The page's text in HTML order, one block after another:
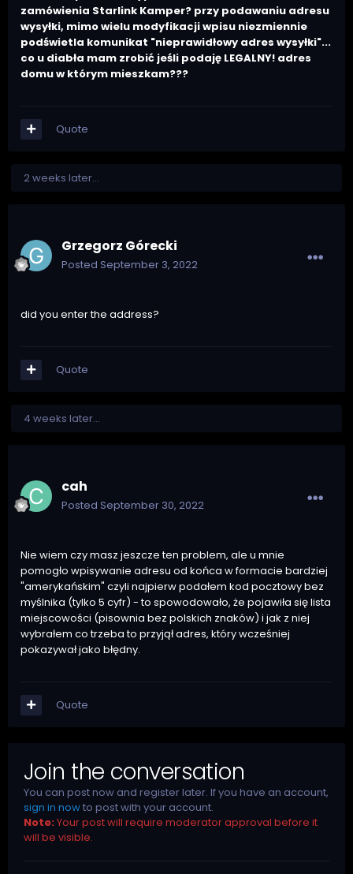
zamówienia Starlink Kamper? przy podawaniu adresu
wysyłki, mimo wielu modyfikacji wpisu niezmiennie
podświetla komunikat "nieprawidłowy adres wysyłki"...
co u diabła mam zrobić jeśli podaję LEGALNY! adres
domu w którym mieszkam???
Quote
2 weeks later...
Grzegorz Górecki
Posted September 3, 2022
did you enter the address?
Quote
4 weeks later...
cah
Posted September 30, 2022
Nie wiem czy masz jeszcze ten problem, ale u mnie
pomogło wpisywanie adresu od końca w formacie bardziej
"amerykańskim" czyli najpierw podałem kod pocztowy bez
myślnika (tylko 5 cyfr) - to spowodowało, że pojawiła się lista
miejscowości (pisownia bez polskich znaków) i jak z niej
wybrałem co trzeba to przyjął adres, który wcześniej
pokazywał jako błędny.
Quote
Join the conversation
You can post now and register later. If you have an account,
sign in nowto post with your account.
Note: Your post will require moderator approval before it
will be visible.